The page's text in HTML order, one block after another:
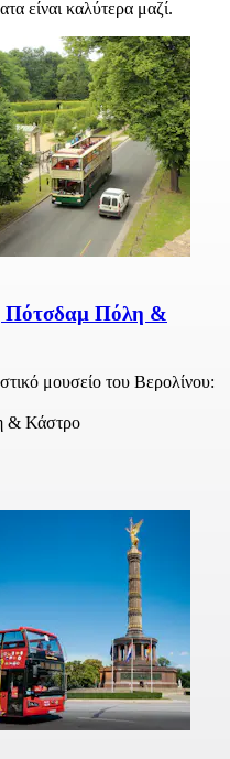
είναι καλύτερα μαζί.
Πότσδαμ Πόλη &
μουσείο του Βερολίνου:
& Κάστρο